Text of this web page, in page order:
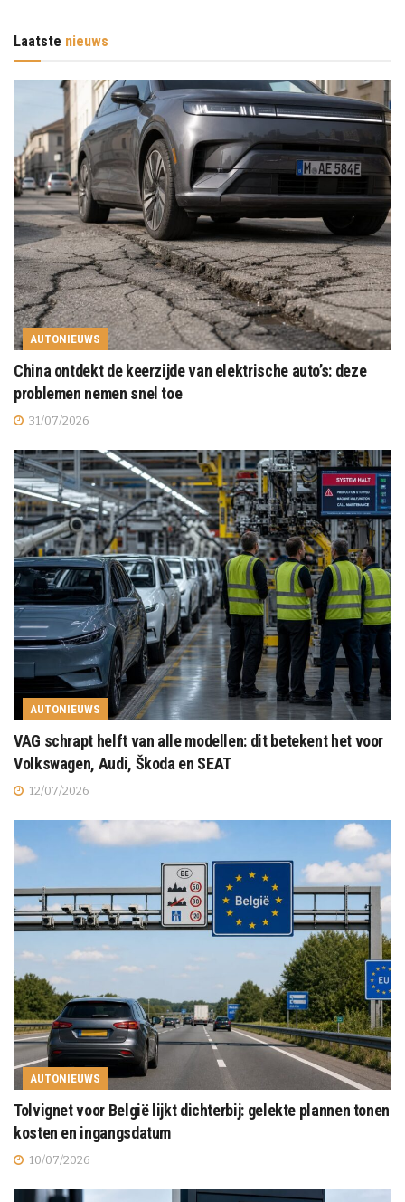
Laatste nieuws
AUTONIEUWS
China ontdekt de keerzijde van elektrische auto’s: deze
problemen nemen snel toe
31/07/2026
AUTONIEUWS
VAG schrapt helft van alle modellen: dit betekent het voor
Volkswagen, Audi, Škoda en SEAT
12/07/2026
AUTONIEUWS
Tolvignet voor België lijkt dichterbij: gelekte plannen tonen
kosten en ingangsdatum
10/07/2026